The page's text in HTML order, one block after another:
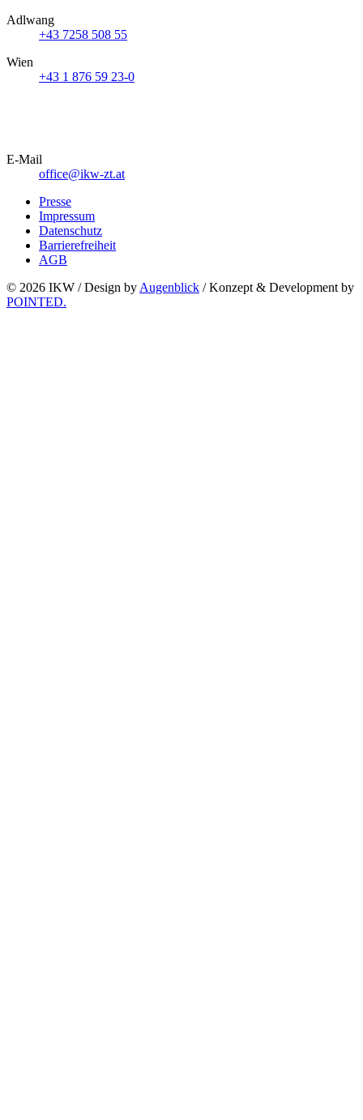
Adlwang
+43 7258 508 55
Wien
+43 1 876 59 23-0
E-Mail
office@ikw-zt.at
Presse
Impressum
Datenschutz
Barrierefreiheit
AGB
© 2026 IKW /Design by Augenblick / Konzept & Development by
POINTED.